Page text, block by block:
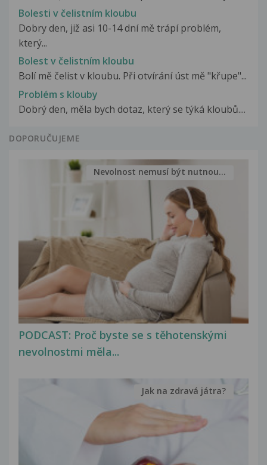
Bolesti v čelistním kloubu
Dobry den, již asi 10-14 dní mě trápí problém,
který...
Bolest v čelistním kloubu
Bolí mě čelist v kloubu. Při otvírání úst mě "křupe"...
Problém s klouby
Dobrý den, měla bych dotaz, který se týká kloubů....
DOPORUČUJEME
PODCAST: Proč byste se s těhotenskými
nevolnostmi měla...
Nevolnost nemusí být nutnou...
Jak na zdravá játra?